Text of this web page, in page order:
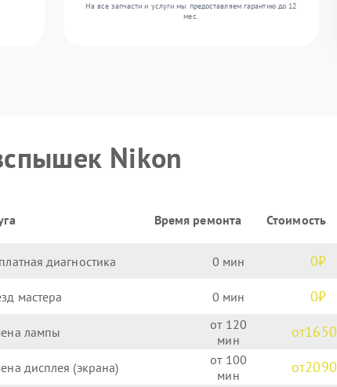
На все запчасти и услуги мы предоставляем гарантию до 12
мес.
Nikon
Время ремонта Стоимость
диагностика 0 0
мастера 0 0
лампы 120 1650
дисплея (экрана) 100 2090